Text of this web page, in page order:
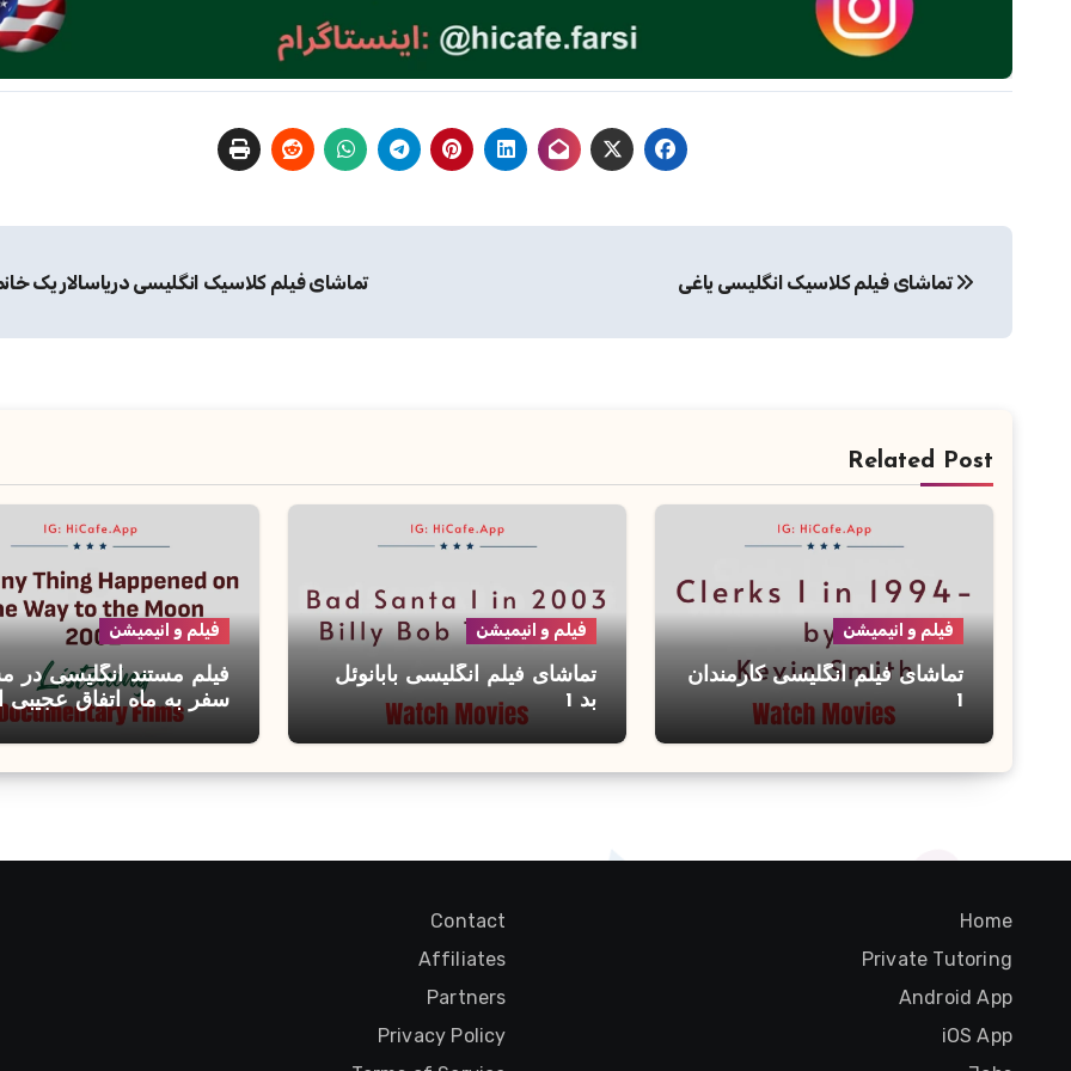
نوشتهتماشای فیلم کلاسیک انگلیسی یاغی تماشای فیلم کلاسیک انگلیسی دریاسالار یک
Related Post
فیلم و انیمیشن
تماشای فیلم انگلیسی کارمندان
1
فیلم و انیمیشن
تماشای فیلم انگلیسی بابانوئل
بد 1
فیلم و انیمیشن
فیلم مستند انگلیسی در
سفر به ماه اتفاق عجیبی
Home
Private Tutoring
Android App
iOS App
Contact
Affiliates
Partners
Privacy Policy